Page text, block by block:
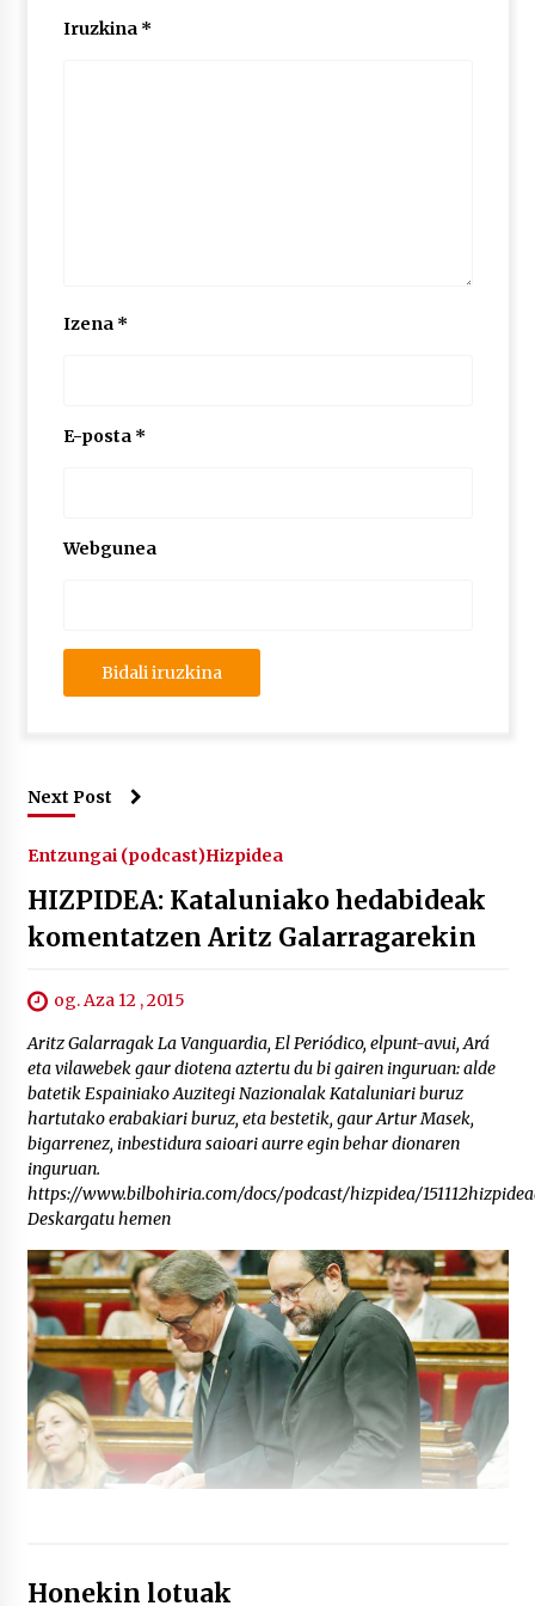
Iruzkina *
Izena *
E-posta *
Webgunea
Next Post
Entzungai (podcast)Hizpidea
HIZPIDEA: Kataluniako hedabideak
komentatzen Aritz Galarragarekin
og. Aza 12 , 2015
Aritz Galarragak La Vanguardia, El Periódico, elpunt-avui, Ará
eta vilawebek gaur diotena aztertu du bi gairen inguruan: alde
batetik Espainiako Auzitegi Nazionalak Kataluniari buruz
hartutako erabakiari buruz, eta bestetik, gaur Artur Masek,
bigarrenez, inbestidura saioari aurre egin behar dionaren
inguruan.
https://www.bilbohiria.com/docs/podcast/hizpidea/
Deskargatu hemen
Honekin lotuak